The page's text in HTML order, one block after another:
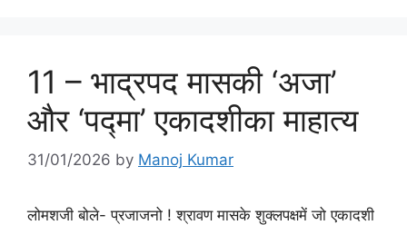
11 – भाद्रपद मासकी ‘अजा’
और ‘पद्मा’ एकादशीका माहात्य
31/01/2026 by Manoj Kumar
लोमशजी बोले- प्रजाजनो ! श्रावण मासके शुक्लपक्षमें जो एकादशी